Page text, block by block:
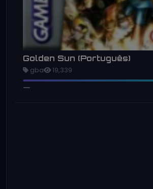
Golden Sun (Português)
gba 19,339